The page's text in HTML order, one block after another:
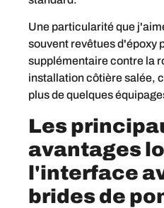
Une particularité que
souvent revêtues d'époxy
supplémentaire contre la
installation côtière salée,
plus de quelques
Les
avantages
l'interface
brides de